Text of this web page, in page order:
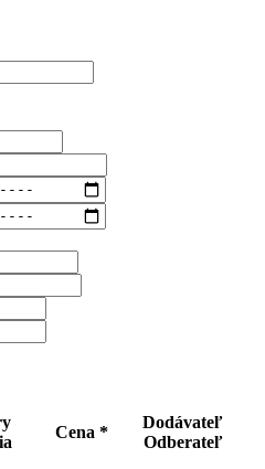
Cena *
Dodávateľ
Odberateľ